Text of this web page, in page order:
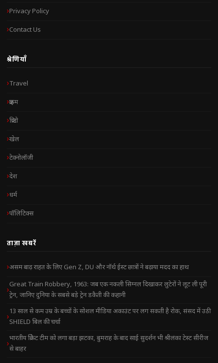
Privacy Policy
Contact Us
श्रेणियाँ
Travel
क्राइम
क्रिप्टो
खेल
टेक्नोलॉजी
देश
धर्म
पॉलिटिक्स
ताज़ा खबरें
असम बाढ़ राहत के लिए Gen Z, DU और नॉर्थ ईस्ट छात्रों ने बढ़ाया मदद का हाथ
Great Train Robbery, 1963: जब एक नकली सिग्नल दिखाकर लुटेरों ने लूट ली पूरी
ट्रेन, जानिए दुनिया के सबसे बड़े ट्रेन डकैती की कहानी
13 साल से कम उम्र के बच्चों के सोशल मीडिया अकाउंट पर लग सकती है रोक, संसद में उठी
SHIELD बिल की चर्चा
भारतीय क्रिकेट टीम को लगा बड़ा झटका, बुमराह के बाद साई सुदर्शन भी श्रीलंका टेस्ट सीरीज
से बाहर